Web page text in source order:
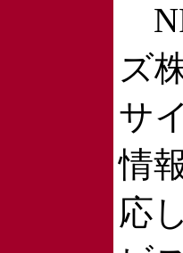
ズ
サ
情
応